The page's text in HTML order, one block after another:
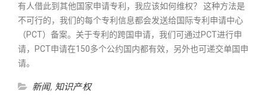
有人借此到其他国家申请专利，我应该如何维权？ 这种方法是
不可行的，我们的每个专利信息都会发送给国际专利申请中心
（PCT）备案。关于专利的跨国申请，我们可通过PCT进行申
请，PCT申请在150多个公约国内都有效，另外也可递交单国申
请。
新闻, 知识产权